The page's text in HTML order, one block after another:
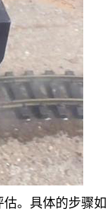
。具体的步骤如